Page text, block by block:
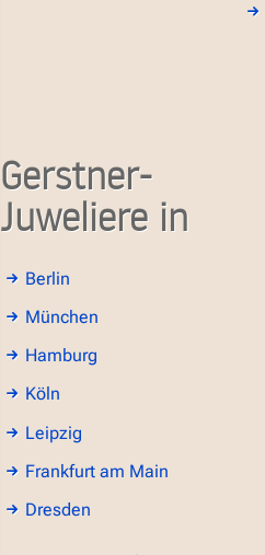
Gerstner-
Juweliere in
Berlin
München
Hamburg
Köln
Leipzig
Frankfurt am Main
Dresden